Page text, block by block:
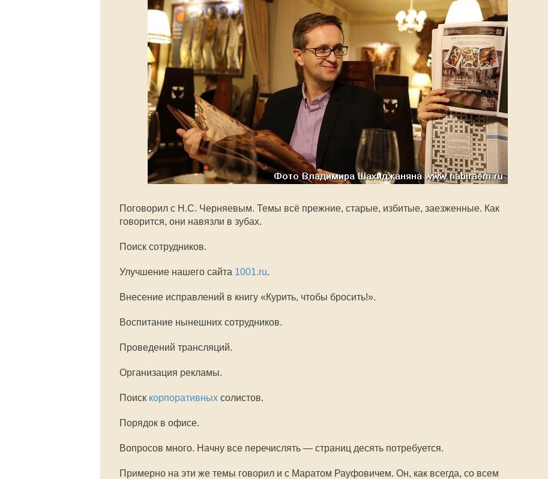
Поговорил с Н.С. Черняевым. Темы всё прежние, старые, избитые, заезженные. Как
говорится, они навязли в зубах.
Поиск сотрудников.
Улучшение нашего сайта 1001.ru.
Внесение исправлений в книгу «Курить, чтобы бросить!».
Воспитание нынешних сотрудников.
Проведений трансляций.
Организация рекламы.
Поиск корпоративных солистов.
Порядок в офисе.
Вопросов много. Начну все перечислять — страниц десять потребуется.
Примерно на эти же темы говорил и с Маратом Рауфовичем. Он, как всегда, со всем